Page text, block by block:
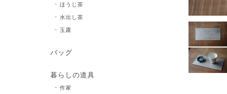
ほうじ茶
水出し茶
玉露
バッグ
暮らしの道具
作家